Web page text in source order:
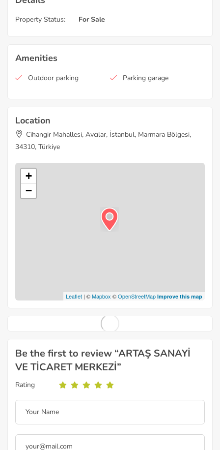
Property Status: For Sale
Amenities
Outdoor parking Parking garage
Location
Cihangir Mahallesi, Avcılar, İstanbul, Marmara Bölgesi,
34310, Türkiye
+
−
Leaflet | ©Mapbox ©OpenStreetMap Improve this map
Be the first to review “ARTAŞ SANAYİ
VE TİCARET MERKEZİ”
Rating